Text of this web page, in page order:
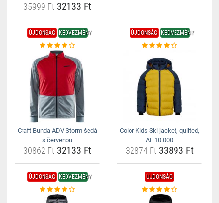
35999 Ft32133 Ft
ÚJDONSÁG KEDVEZMÉNY
Craft Bunda ADV Storm šedá
s červenou
30862 Ft32133 Ft
ÚJDONSÁG KEDVEZMÉNY
Color Kids Ski jacket, quilted,
AF 10.000
32874 Ft33893 Ft
ÚJDONSÁG KEDVEZMÉNY ÚJDONSÁG